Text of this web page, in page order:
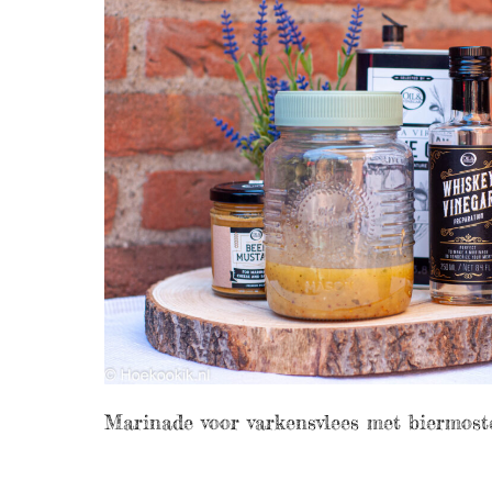
Marinade voor varkensvlees met